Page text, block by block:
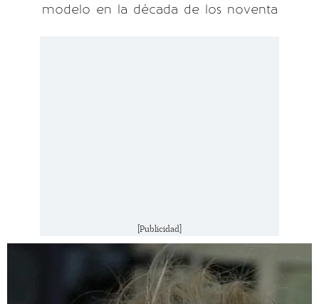
modelo en la década de los noventa
[Publicidad]